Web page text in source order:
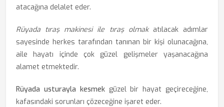
atacağına delalet eder.
Rüyada tıraş makinesi ile tıraş olmakatılacak adımlar
sayesinde herkes tarafından tanınan bir kişi olunacağına,
aile hayatı içinde çok güzel gelişmeler yaşanacağına
alamet etmektedir.
Rüyada usturayla kesmekgüzel bir hayat geçireceğine,
kafasındaki sorunları çözeceğine işaret eder.